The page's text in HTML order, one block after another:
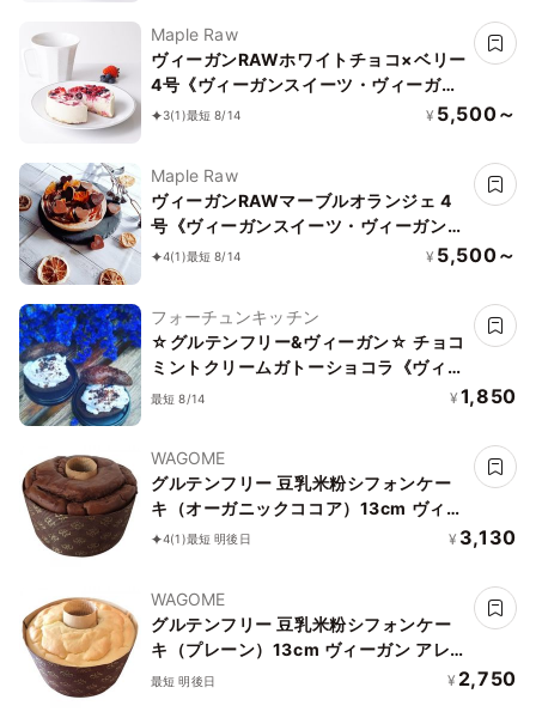
Maple Raw
ヴィーガンRAWホワイトチョコ×ベリー
4号《ヴィーガンスイーツ・ヴィーガン
ケーキ》《ロースイーツ》「」
3(1)最短 8/14 ¥ 5,500～
Maple Raw
ヴィーガンRAWマーブルオランジェ 4
号《ヴィーガンスイーツ・ヴィーガンケ
ーキ》《ロースイーツ》
4(1)最短 8/14 ¥ 5,500～
フォーチュンキッチン
☆グルテンフリー&ヴィーガン☆ チョコ
ミントクリームガトーショコラ《ヴィー
ガンスイーツ》
最短 8/14 ¥ 1,850
WAGOME
グルテンフリー 豆乳米粉シフォンケー
キ（オーガニックココア）13cm ヴィー
ガン アレルギー対応 小麦なし 卵なし 乳
4(1)最短 明後日 ¥ 3,130
WAGOME
グルテンフリー 豆乳米粉シフォンケー
キ（プレーン）13cm ヴィーガン アレ
ルギー対応 小麦なし 卵なし 乳なし リボ
最短 明後日 ¥ 2,750